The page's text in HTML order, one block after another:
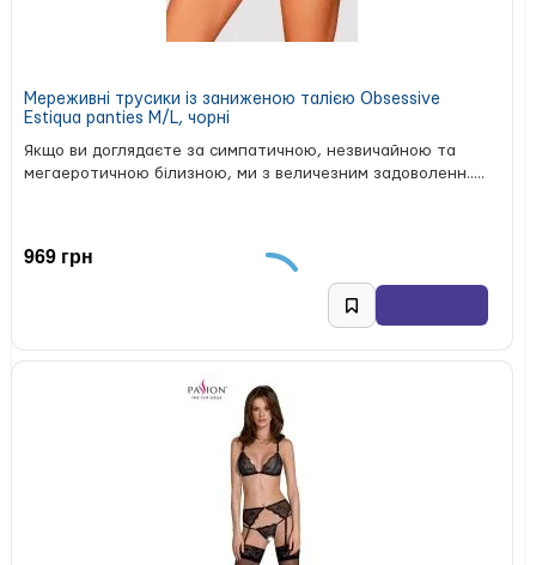
Мереживні трусики із заниженою талією Obsessive
Estiqua panties M/L, чорні
Якщо ви доглядаєте за симпатичною, незвичайною та
мегаеротичною білизною, ми з величезним задоволенн.....
969 грн